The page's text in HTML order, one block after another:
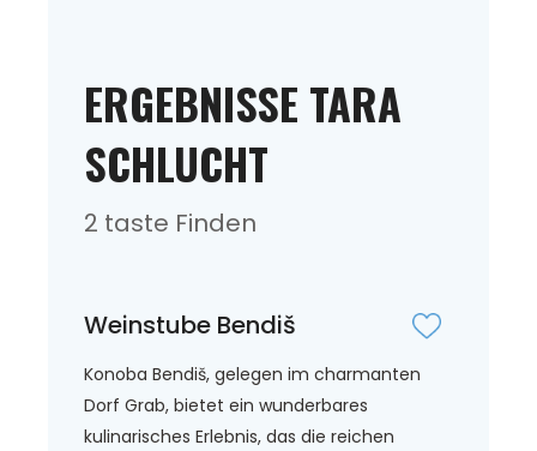
ERGEBNISSE TARA
SCHLUCHT
2 taste Finden
Weinstube Bendiš
Konoba Bendiš, gelegen im charmanten
Dorf Grab, bietet ein wunderbares
kulinarisches Erlebnis, das die reichen